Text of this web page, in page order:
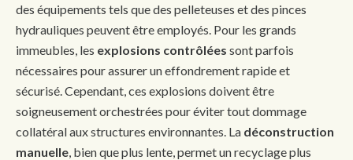
des équipements tels que des pelleteuses et des pinces
hydrauliques peuvent être employés. Pour les grands
immeubles, les explosions contrôlées sont parfois
nécessaires pour assurer un effondrement rapide et
sécurisé. Cependant, ces explosions doivent être
soigneusement orchestrées pour éviter tout dommage
collatéral aux structures environnantes. La déconstruction
manuelle , bien que plus lente, permet un recyclage plus